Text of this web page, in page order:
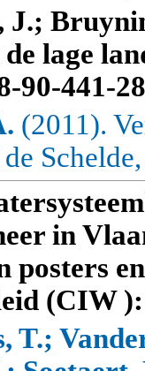
J.;
lage
90-441-
(2011).
in
posters
(CIW
T.;